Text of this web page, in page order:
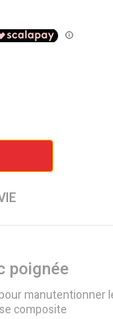
poignée
manutentionner
composite